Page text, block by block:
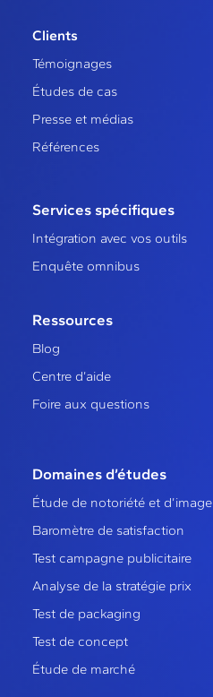
Clients
Témoignages
Études de cas
Presse et médias
Références
Services spécifiques
Intégration avec vos outils
Enquête omnibus
Ressources
Blog
Centre d’aide
Foire aux questions
Domaines d’études
Étude de notoriété et d’image
Baromètre de satisfaction
Test campagne publicitaire
Analyse de la stratégie prix
Test de packaging
Test de concept
Étude de marché